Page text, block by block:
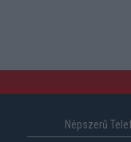
Népszerű